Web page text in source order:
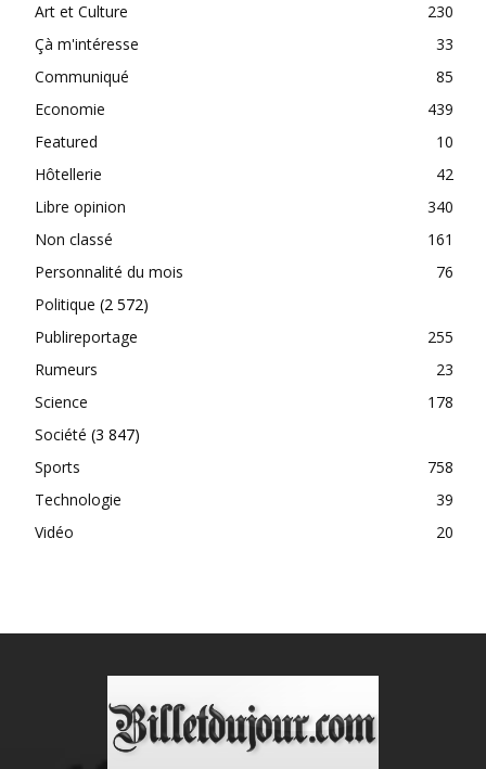
Art et Culture
230
Çà m'intéresse
33
Communiqué
85
Economie
439
Featured
10
Hôtellerie
42
Libre opinion
340
Non classé
161
Personnalité du mois
76
Politique (2 572)
Publireportage
255
Rumeurs
23
Science
178
Société (3 847)
Sports
758
Technologie
39
Vidéo
20